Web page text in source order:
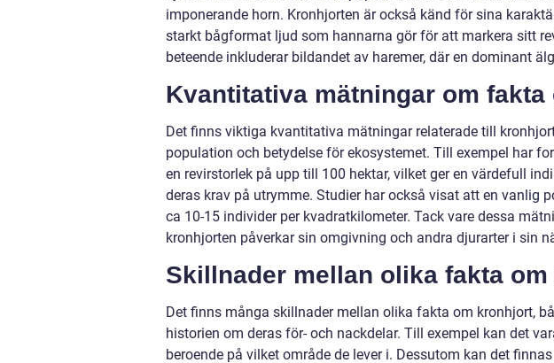
imponerande horn. Kronhjorten är också känd för sina
starkt bågformat ljud som hannarna gör för att markera sitt
beteende inkluderar bildandet av haremer, där en dominant
Kvantitativa mätningar om
Det finns viktiga kvantitativa mätningar relaterade till
population och betydelse för ekosystemet. Till exempel har
en revirstorlek på upp till 100 hektar, vilket ger en värdefull
deras krav på utrymme. Studier har också visat att en vanlig
ca 10-15 individer per kvadratkilometer. Tack vare dessa
kronhjorten påverkar sin omgivning och andra djurarter i sin
Skillnader mellan olika fakta
Det finns många skillnader mellan olika fakta om kronhjort,
historien om deras för- och nackdelar. Till exempel kan det
beroende på vilket område de lever i. Dessutom kan det